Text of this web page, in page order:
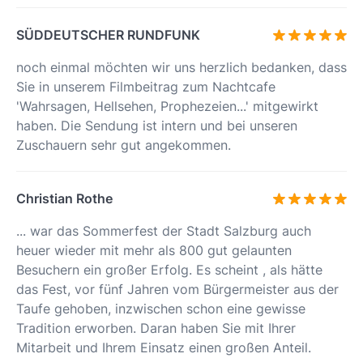
SÜDDEUTSCHER RUNDFUNK
noch einmal möchten wir uns herzlich bedanken, dass
Sie in unserem Filmbeitrag zum Nachtcafe
'Wahrsagen, Hellsehen, Prophezeien...' mitgewirkt
haben. Die Sendung ist intern und bei unseren
Zuschauern sehr gut angekommen.
Christian Rothe
... war das Sommerfest der Stadt Salzburg auch
heuer wieder mit mehr als 800 gut gelaunten
Besuchern ein großer Erfolg. Es scheint , als hätte
das Fest, vor fünf Jahren vom Bürgermeister aus der
Taufe gehoben, inzwischen schon eine gewisse
Tradition erworben. Daran haben Sie mit Ihrer
Mitarbeit und Ihrem Einsatz einen großen Anteil.